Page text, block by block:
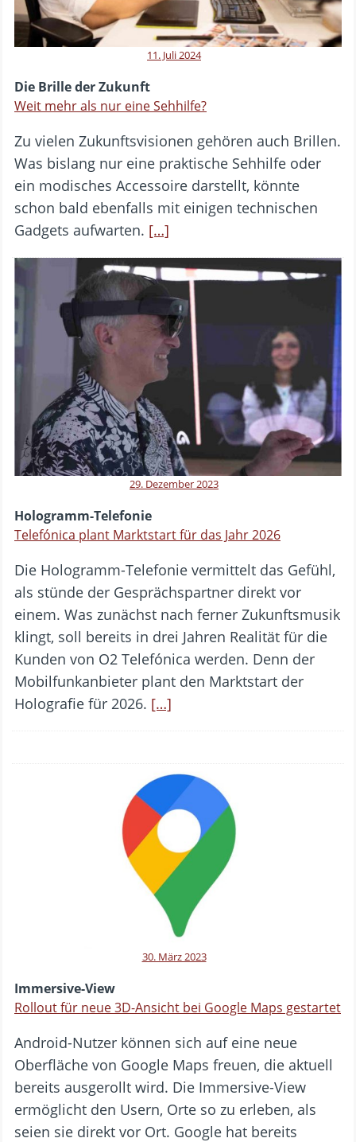
11. Juli 2024
Die Brille der Zukunft
Weit mehr als nur eine Sehhilfe?
Zu vielen Zukunftsvisionen gehören auch Brillen.
Was bislang nur eine praktische Sehhilfe oder
ein modisches Accessoire darstellt, könnte
schon bald ebenfalls mit einigen technischen
Gadgets aufwarten. […]
29. Dezember 2023
Hologramm-Telefonie
Telefónica plant Marktstart für das Jahr 2026
Die Hologramm-Telefonie vermittelt das Gefühl,
als stünde der Gesprächspartner direkt vor
einem. Was zunächst nach ferner Zukunftsmusik
klingt, soll bereits in drei Jahren Realität für die
Kunden von O2 Telefónica werden. Denn der
Mobilfunkanbieter plant den Marktstart der
Holografie für 2026. […]
30. März 2023
Immersive-View
Rollout für neue 3D-Ansicht bei Google Maps gestartet
Android-Nutzer können sich auf eine neue
Oberfläche von Google Maps freuen, die aktuell
bereits ausgerollt wird. Die Immersive-View
ermöglicht den Usern, Orte so zu erleben, als
seien sie direkt vor Ort. Google hat bereits